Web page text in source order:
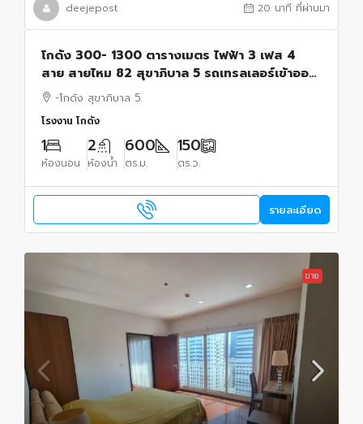
deejepost 20 นาที ที่ผ่านมา
โกดัง 300- 1300 ตารางเมตร ไฟฟ้า 3 เฟส 4
สาย สายไหม 82 สุขาภิบาล 5 รถเทรลเลอร์เข้าออก
ได้ -โกดัง สุขาภิบาล 5
โรงงาน โกดัง
1
ห้องนอน
2
ห้องน้ำ
600
ตร.ม.
150
ตร.ว.
รายละเอียด
ขาย